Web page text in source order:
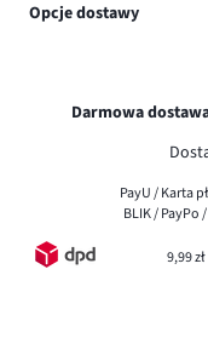
Opcje dostawy
Darmowa
PayU / Karta
BLIK / PayPo
9,99 zł